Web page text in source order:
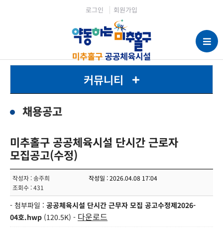
로그인 회원가입
커뮤니티
채용공고
미추홀구 공공체육시설 단시간 근로자
모집공고(수정)
작성자 : 송주희
작성일 : 2026.04.08 17:04
조회수 : 431
- 첨부파일 : 공공체육시설 단시간 근무자 모집 공고수정제2026-
04호.hwp (120.5K) - 다운로드